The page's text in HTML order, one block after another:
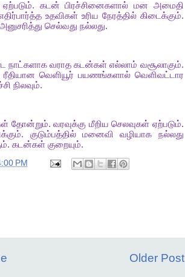
ஏற்படும். கடன் பிரச்சினைகளால் மன
அமைதி
உதவிகள் உரிய நேரத்தில் கிடைக்கும்.
அனுசரித்து செல்வது நல்லது.
நாட்களாக வராத கடன்கள் எல்லாம் வசூலாகும்.
ரீதியான வெளியூர் பயணங்களால் வெளிவட்டார
நிலவும்.
தோன்றும்.வரவுக்கு மீறிய செலவுகள் ஏற்படும்.
. குடும்பத்தில் மனைவி வழியாக
நல்லது
. கடன்கள் குறையும்.
PM
Older Post